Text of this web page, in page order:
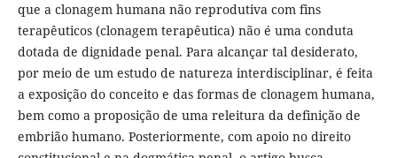
que a clonagem humana não reprodutiva com fins
terapêuticos (clonagem terapêutica) não é uma conduta
dotada de dignidade penal. Para alcançar tal desiderato,
por meio de um estudo de natureza interdisciplinar, é feita
a exposição do conceito e das formas de clonagem humana,
bem como a proposição de uma releitura da definição de
embrião humano. Posteriormente, com apoio no direito